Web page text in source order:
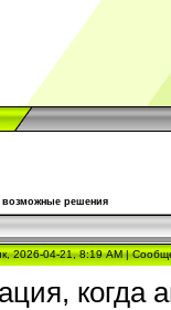
возможные решения
2026-04-21, 8:19 AM |
когда